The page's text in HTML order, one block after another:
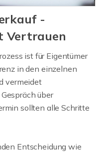
-
Vertrauen
ist für Eigentümer
in den einzelnen
vermeidet
über
sollten alle Schritte
Entscheidung wie